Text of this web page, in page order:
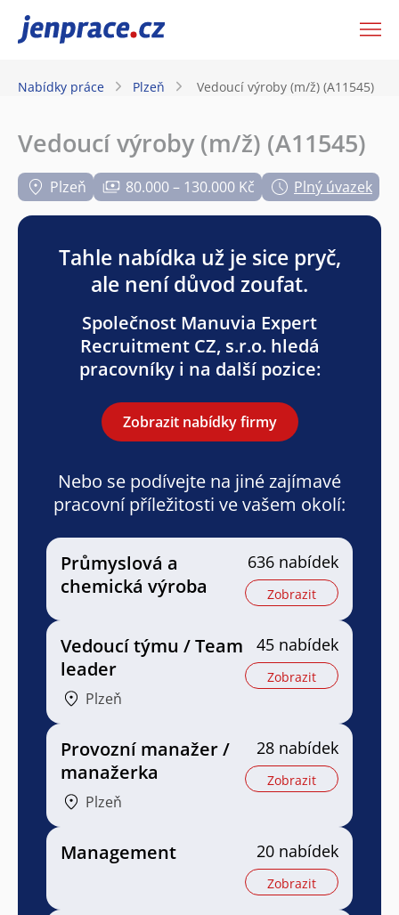
JenPráce.cz
Nabídky práce Plzeň Vedoucí výroby (m/ž) (A11545)
Vedoucí výroby (m/ž) (A11545)
Plzeň 80.000 – 130.000 Kč Plný úvazek
Tahle nabídka už je sice pryč,
ale není důvod zoufat.
Společnost Manuvia Expert
Recruitment CZ, s.r.o. hledá
pracovníky i na další pozice:
Zobrazit nabídky firmy
Nebo se podívejte na jiné zajímavé
pracovní příležitosti ve vašem okolí:
Průmyslová a
chemická výroba
636 nabídek
Zobrazit
Vedoucí týmu / Team
leader
Plzeň
45 nabídek
Zobrazit
Provozní manažer /
manažerka
Plzeň
28 nabídek
Zobrazit
Management 20 nabídek
Zobrazit